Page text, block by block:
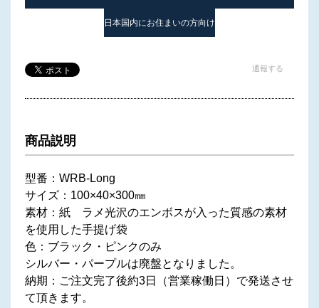
日本国内にお住まいの方向け
通報する
商品説明
型番：WRB-Long
サイズ：100×40×300㎜
素材：紙 ラメ光沢のエンボスが入った質感の素材
を使用した手提げ袋
色：ブラック・ピンクのみ
シルバー・パープルは廃盤となりました。
納期：ご注文完了後約3日（営業稼働日）で発送させ
て頂きます。